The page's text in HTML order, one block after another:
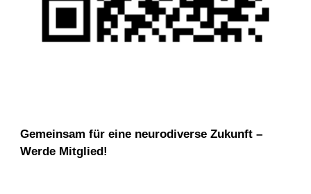
Gemeinsam für eine neurodiverse Zukunft –
Werde Mitglied!